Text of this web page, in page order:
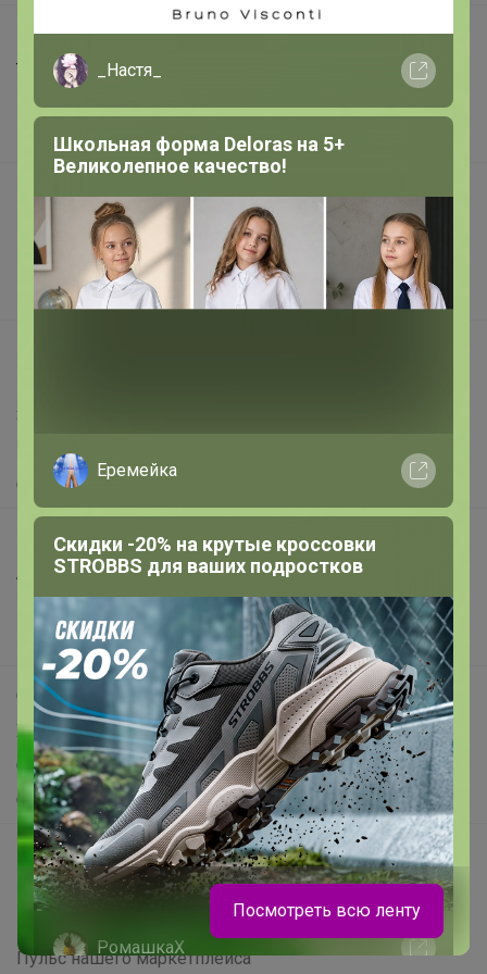
Шоурумы
Торговые марки
Наша команда
В наличии
Подарочные сертификаты
Реклама на сайте
Поставщикам
Вакансии
Защита покупателя
Помощь
О нас
Все предложения
Анонсы
Новости
Поддержка альпак
Самое выгодное
Хиты продаж
Самое желанное
Самое быстрое
Начать зарабатывать с 24-ok
Picabox.ru - Лучшее место для ваших изображений
Розыгрыш - Генератор случайных чисел
Пульс нашего маркетплейса
_Настя_
Школьная форма Deloras на 5+
Великолепное качество!
Еремейка
Скидки -20% на крутые кроссовки
STROBBS для ваших подростков
РомашкаХ
Посмотреть всю ленту